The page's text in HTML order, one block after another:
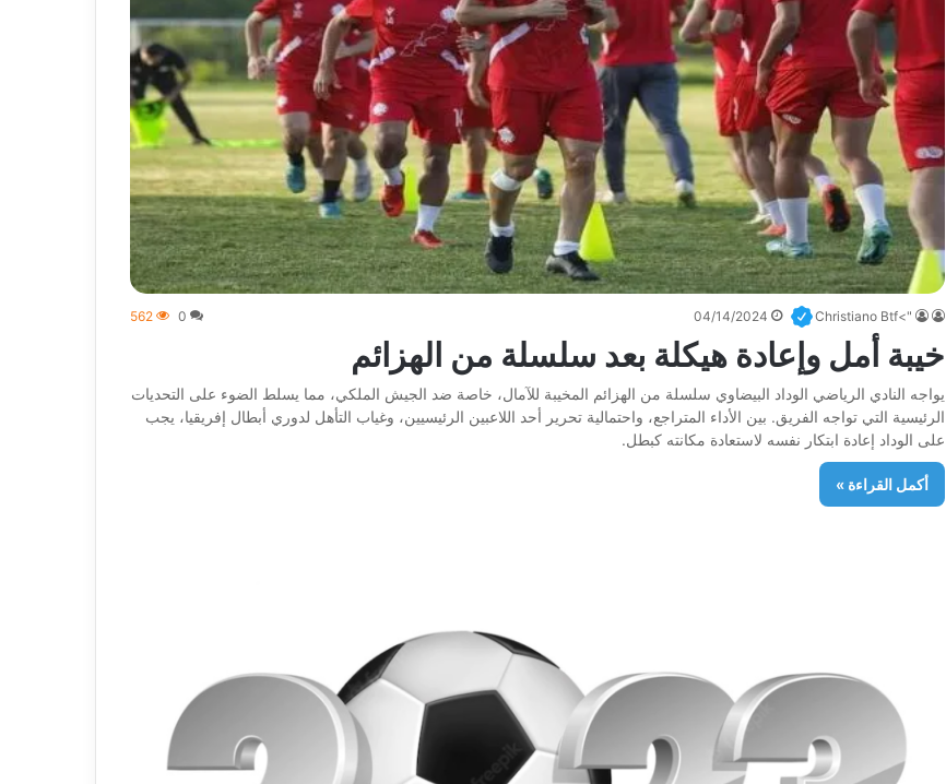
">Christiano Btf
04/14/2024
0
562
خيبة أمل وإعادة هيكلة بعد سلسلة من الهزائم
يواجه النادي الرياضي الوداد البيضاوي سلسلة من الهزائم المخيبة للآمال، خاصة ضد الجيش الملكي، مما يسلط الضوء على التحديات
الرئيسية التي تواجه الفريق. بين الأداء المتراجع، واحتمالية تحرير أحد اللاعبين الرئيسيين، وغياب التأهل لدوري أبطال إفريقيا، يجب
على الوداد إعادة ابتكار نفسه لاستعادة مكانته كبطل.
أكمل القراءة »